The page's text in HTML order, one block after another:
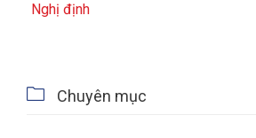
Nghị định
 Chuyên mục